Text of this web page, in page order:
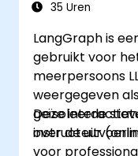
35 Uren
LangGraph is
gebruikt voor
meerpersoons
weergegeven
geïsoleerde
over de
Deze
instructeur
voor